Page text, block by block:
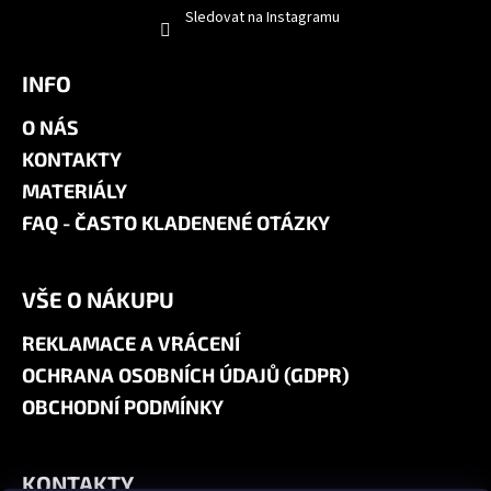
Sledovat na Instagramu
INFO
O NÁS
KONTAKTY
MATERIÁLY
FAQ - ČASTO KLADENENÉ OTÁZKY
VŠE O NÁKUPU
REKLAMACE A VRÁCENÍ
OCHRANA OSOBNÍCH ÚDAJŮ (GDPR)
OBCHODNÍ PODMÍNKY
KONTAKTY